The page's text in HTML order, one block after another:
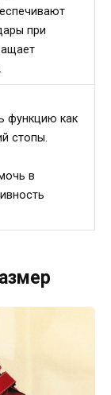
при
функцию как
стопы.
в